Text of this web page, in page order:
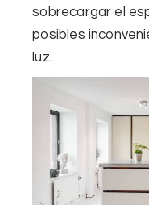
sobrecargar el
posibles
luz.